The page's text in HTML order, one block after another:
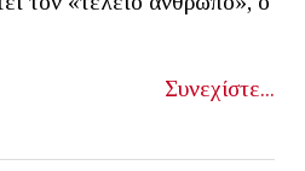
Συνεχίστε...